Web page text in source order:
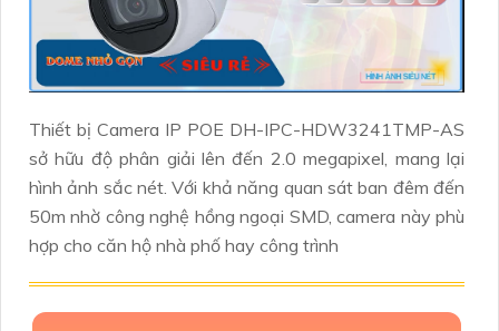
Thiết bị Camera IP POE DH-IPC-HDW3241TMP-AS
sở hữu độ phân giải lên đến 2.0 megapixel, mang lại
hình ảnh sắc nét. Với khả năng quan sát ban đêm đến
50m nhờ công nghệ hồng ngoại SMD, camera này phù
hợp cho căn hộ nhà phố hay công trình